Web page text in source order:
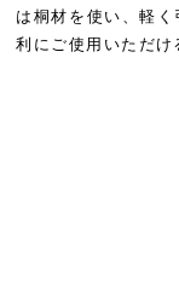
は桐材を使い、軽
利にご使用いただけ